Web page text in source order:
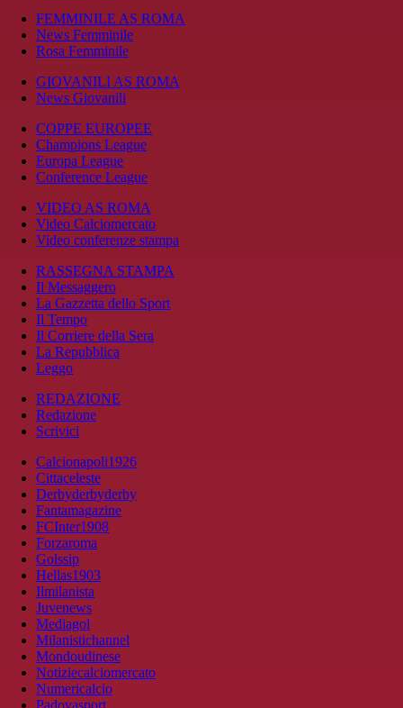
FEMMINILE AS ROMA
News Femminile
Rosa Femminile
GIOVANILI AS ROMA
News Giovanili
COPPE EUROPEE
Champions League
Europa League
Conference League
VIDEO AS ROMA
Video Calciomercato
Video conferenze stampa
RASSEGNA STAMPA
Il Messaggero
La Gazzetta dello Sport
Il Tempo
Il Corriere della Sera
La Repubblica
Leggo
REDAZIONE
Redazione
Scrivici
Calcionapoli1926
Cittaceleste
Derbyderbyderby
Fantamagazine
FCInter1908
Forzaroma
Golssip
Hellas1903
Ilmilanista
Juvenews
Mediagol
Milanistichannel
Mondoudinese
Notiziecalciomercato
Numericalcio